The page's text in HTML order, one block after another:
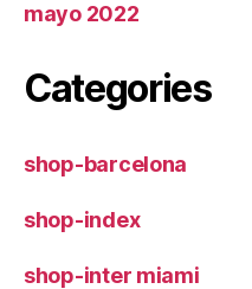
mayo 2022
Categories
shop-barcelona
shop-index
shop-inter miami